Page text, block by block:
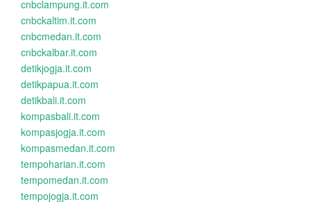
cnbclampung.it.com
cnbckaltim.it.com
cnbcmedan.it.com
cnbckalbar.it.com
detikjogja.it.com
detikpapua.it.com
detikbali.it.com
kompasbali.it.com
kompasjogja.it.com
kompasmedan.it.com
tempoharian.it.com
tempomedan.it.com
tempojogja.it.com